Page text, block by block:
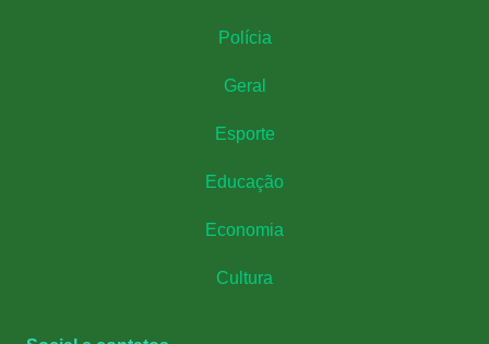
Polícia
Geral
Esporte
Educação
Economia
Cultura